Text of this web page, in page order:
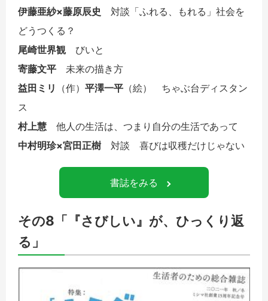
伊藤亜紗×藤原辰史 対談「ふれる、もれる」社会を
どうつくる？
尾崎世界観びいと
寄藤文平 未来の描き方
益田ミリ
（作） 平澤一平 （絵） ちゃぶ台ディスタン
ス
村上慧 他人の生活は、つまり自分の生活であって
中村明珍×宮田正樹 対談 喜びは収穫だけじゃない
書誌をみる
その8「『さびしい』が、ひっくり返
る」